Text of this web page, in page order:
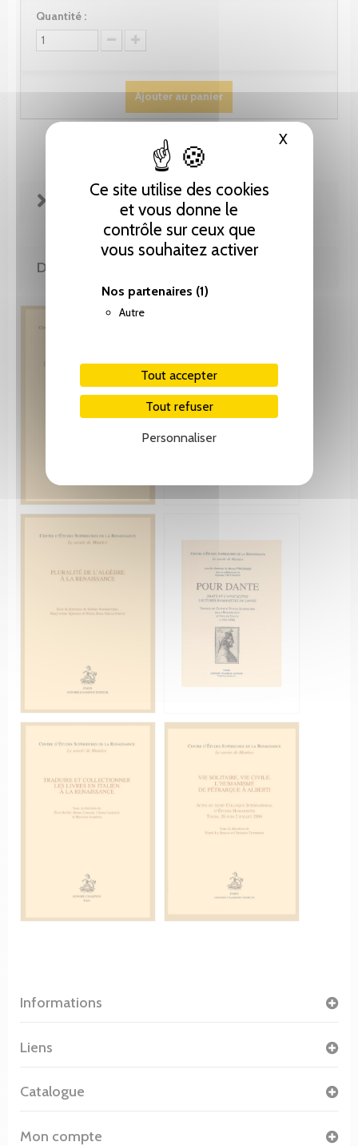
Ce site utilise des cookies
et vous donne le
contrôle sur ceux que
vous souhaitez activer
Nos partenaires (1)
Autre
Tout accepter
Tout refuser
Personnaliser
XMasquer
Quantité :
Ajouter au panier
FICHE TECHNIQUE
DE LA MÊME COLLECTION
Informations
Liens
Catalogue
Mon compte